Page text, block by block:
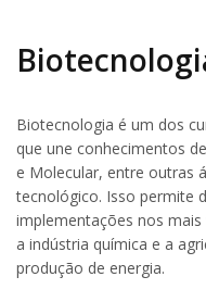
Biotecnologia é um dos
que une conhecimentos
e Molecular, entre outras
tecnológico. Isso permite
implementações nos
a indústria química e a
produção de energia.